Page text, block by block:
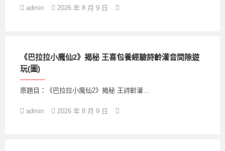
admin 2026 年 8 月 9 日
《巴拉拉小魔仙2》揭秘 王喜包養經驗詩齡灌音間隙遊
玩(圖)
原題目：《巴拉拉小魔仙2》揭秘 王詩齡灌…
admin 2026 年 8 月 9 日